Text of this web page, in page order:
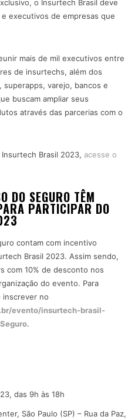
o Insurtech Brasil deve
executivos de empresas que
mais de mil executivos entre
de insurtechs, além dos
varejo, bancos e
buscam ampliar seus
através das parcerias com o
Brasil 2023, acesse o
DO SEGURO TÊM
PARTICIPAR DO
contam com incentivo
Brasil 2023. Assim sendo,
com 10% de desconto nos
do evento. Para
inscrever no
evento/insurtech-brasil-
.
das 9h às 18h
São Paulo (SP) – Rua da Paz,